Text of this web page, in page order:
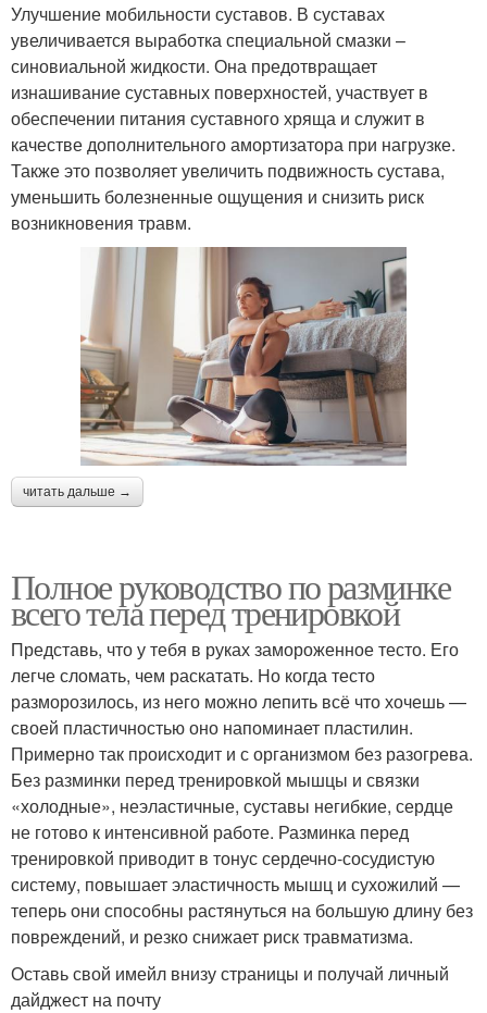
Улучшение мобильности суставов. В суставах
увеличивается выработка специальной смазки –
синовиальной жидкости. Она предотвращает
изнашивание суставных поверхностей, участвует в
обеспечении питания суставного хряща и служит в
качестве дополнительного амортизатора при нагрузке.
Также это позволяет увеличить подвижность сустава,
уменьшить болезненные ощущения и снизить риск
возникновения травм.
читать дальше →
Полное руководство по разминке
всего тела перед тренировкой
Представь, что у тебя в руках замороженное тесто. Его
легче сломать, чем раскатать. Но когда тесто
разморозилось, из него можно лепить всё что хочешь —
своей пластичностью оно напоминает пластилин.
Примерно так происходит и с организмом без разогрева.
Без разминки перед тренировкой мышцы и связки
«холодные», неэластичные, суставы негибкие, сердце
не готово к интенсивной работе. Разминка перед
тренировкой приводит в тонус сердечно-сосудистую
систему, повышает эластичность мышц и сухожилий —
теперь они способны растянуться на большую длину без
повреждений, и резко снижает риск травматизма.
Оставь свой имейл внизу страницы и получай личный
дайджест на почту